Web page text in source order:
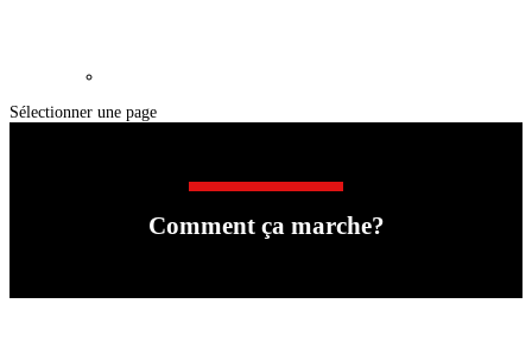
Sélectionner une page
Comment ça marche?